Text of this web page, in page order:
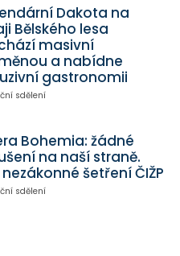
Dakota na
Bělského lesa
masivní
a nabídne
gastronomii
sdělení
Bohemia: žádné
na naší straně.
šetření ČIŽP
sdělení